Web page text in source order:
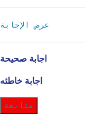
عرض الإجابة
اجابة صحيحة
اجابة خاطئه
متابعة